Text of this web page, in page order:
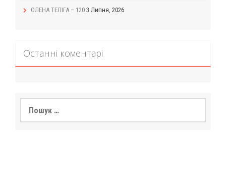
ОЛЕНА ТЕЛІГА – 120 3 Липня, 2026
Останні коментарі